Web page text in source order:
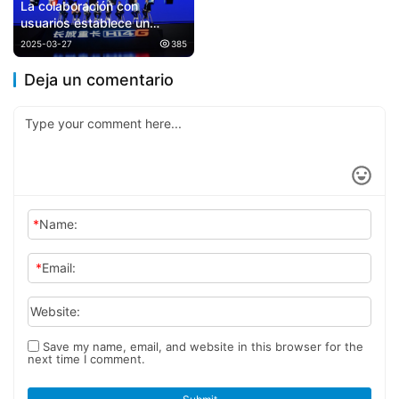
La colaboración con
usuarios establece un
nuevo estándar en
tecnología híbrida: Great
Wall Trucks lanza la
tecnología Hi4-G
2025-03-27 385
Deja un comentario
*Name:
*Email:
Website:
Save my name, email, and website in this browser for the
next time I comment.